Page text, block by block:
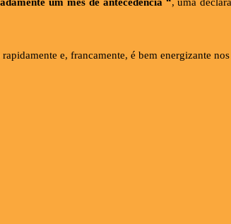
um mês de antecedência “, uma
e, francamente, é bem energizante